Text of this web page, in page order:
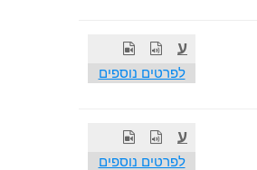
ע
לפרטים נוספים
ע
לפרטים נוספים